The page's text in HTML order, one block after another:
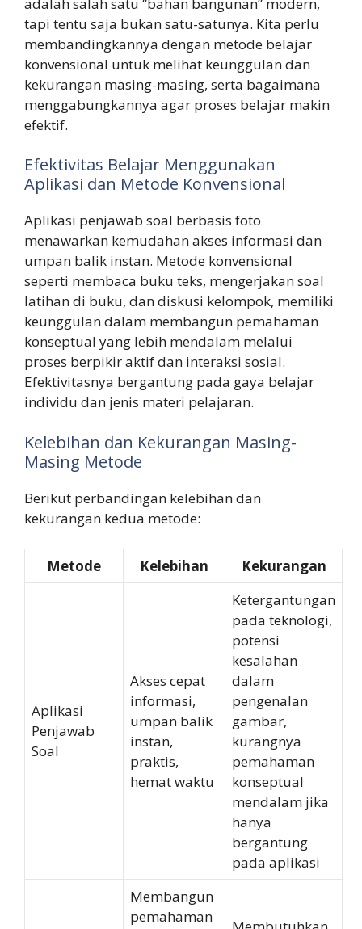
tapi tentu saja bukan satu-satunya. Kita perlu
membandingkannya dengan metode belajar
konvensional untuk melihat keunggulan dan
kekurangan masing-masing, serta bagaimana
menggabungkannya agar proses belajar makin
efektif.
Efektivitas Belajar Menggunakan
Aplikasi dan Metode Konvensional
Aplikasi penjawab soal berbasis foto
menawarkan kemudahan akses informasi dan
umpan balik instan. Metode konvensional
seperti membaca buku teks, mengerjakan soal
latihan di buku, dan diskusi kelompok, memiliki
keunggulan dalam membangun pemahaman
konseptual yang lebih mendalam melalui
proses berpikir aktif dan interaksi sosial.
Efektivitasnya bergantung pada gaya belajar
individu dan jenis materi pelajaran.
Kelebihan dan Kekurangan Masing-
Masing Metode
Berikut perbandingan kelebihan dan
kekurangan kedua metode:
Metode Kelebihan Kekurangan
Aplikasi
Penjawab
Soal
Akses cepat
informasi,
umpan balik
instan,
praktis,
hemat waktu
Ketergantungan
pada teknologi,
potensi
kesalahan
dalam
pengenalan
gambar,
kurangnya
pemahaman
konseptual
mendalam jika
hanya
bergantung
pada aplikasi
Membangun
pemahaman